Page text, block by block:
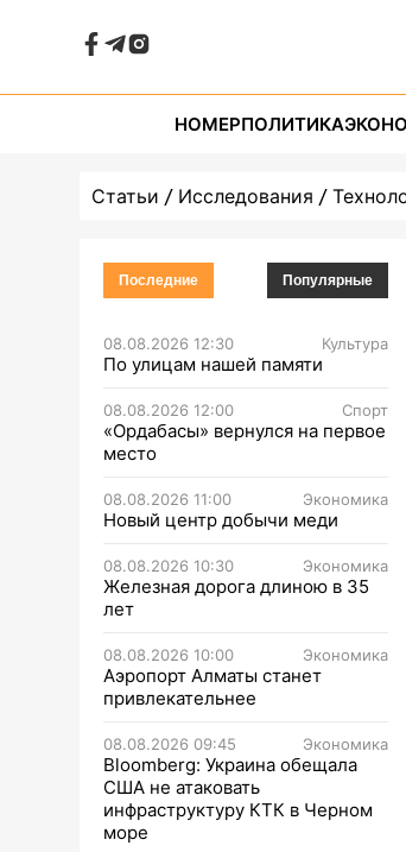
НОМЕРПОЛИТИКА
Статьи Исследования
Последние Популярные
08.08.2026 12:30 Культура
По улицам нашей памяти
08.08.2026 12:00 Спорт
«Ордабасы» вернулся на первое
место
08.08.2026 11:00 Экономика
Новый центр добычи меди
08.08.2026 10:30 Экономика
Железная дорога длиною в 35
лет
08.08.2026 10:00 Экономика
Аэропорт Алматы станет
привлекательнее
08.08.2026 09:45 Экономика
Bloomberg: Украина обещала
США не атаковать
инфраструктуру КТК в Черном
море